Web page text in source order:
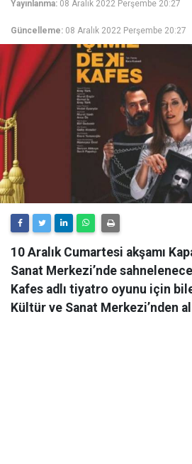
Yayınlanma: 08 Aralık 2022 Perşembe 20:27
Güncelleme: 08 Aralık 2022 Perşembe 20:27
10 Aralık Cumartesi akşamı
Sanat Merkezi’nde
Kafes adlı tiyatro oyunu için
Kültür ve Sanat Merkezi’nden